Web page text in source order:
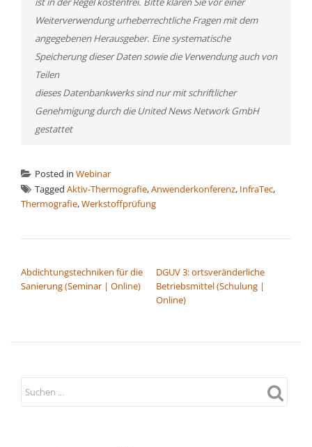
Weiterverwendung urheberrechtliche Fragen mit dem
angegebenen Herausgeber. Eine systematische
Speicherung dieser Daten sowie die Verwendung auch von
Teilen
dieses Datenbankwerks sind nur mit schriftlicher
Genehmigung durch die United News Network GmbH
gestattet
Posted in Webinar
Tagged Aktiv-Thermografie,Anwenderkonferenz, InfraTec,
Thermografie,Werkstoffprüfung
Abdichtungstechniken für die
Sanierung (Seminar | Online)
DGUV 3: ortsveränderliche
Betriebsmittel (Schulung |
Online)